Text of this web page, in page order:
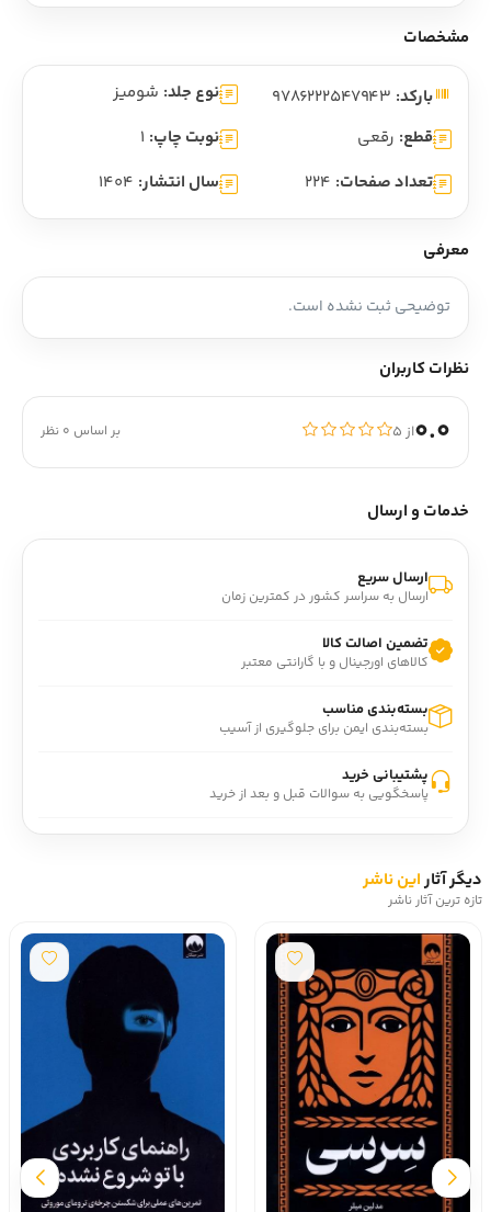
مشخصات
بارکد: نوع جلد: شومیز
قطع: رقعی نوبت چاپ: 1
تعداد صفحات: 224 سال انتشار: 1404
معرفی
توضیحی ثبت نشده است.
نظرات کاربران
0.0از ۵ بر اساس 0 نظر
خدمات و ارسال
ارسال سریع
ارسال به سراسر کشور در کمترین زمان
تضمین اصالت کالا
کالاهای اورجینال و با گارانتی معتبر
بسته‌بندی مناسب
بسته‌بندی ایمن برای جلوگیری از آسیب
پشتیبانی خرید
پاسخگویی به سوالات قبل و بعد از خرید
دیگر آثاراین ناشر
تازه ترین آثار ناشر